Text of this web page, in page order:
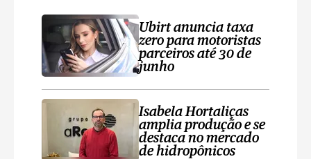
Ubirt anuncia taxa
zero para motoristas
parceiros até 30 de
junho
Isabela Hortaliças
amplia produção e se
destaca no mercado
de hidropônicos